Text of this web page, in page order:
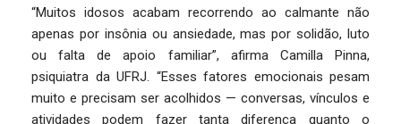
“Muitos idosos acabam recorrendo ao calmante não
apenas por insônia ou ansiedade, mas por solidão, luto
ou falta de apoio familiar”, afirma Camilla Pinna,
psiquiatra da UFRJ. “Esses fatores emocionais pesam
muito e precisam ser acolhidos — conversas, vínculos e
atividades podem fazer tanta diferença quanto o